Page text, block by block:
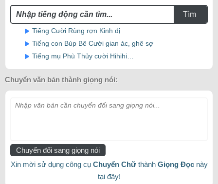
Tìm
Tiếng Cười Rùng rợn Kinh dị
Tiếng con Búp Bê Cười gian ác, ghê sợ
Tiếng mụ Phù Thủy cười Hihihi…
Chuyển văn bản thành giọng nói:
Nhập văn bản cần chuyển đổi sang giọng nói...
Chuyển đổi sang giọng nói
Xin mời sử dụng công cụ Chuyển Chữthành Giọng Đọcnày
tại đây!